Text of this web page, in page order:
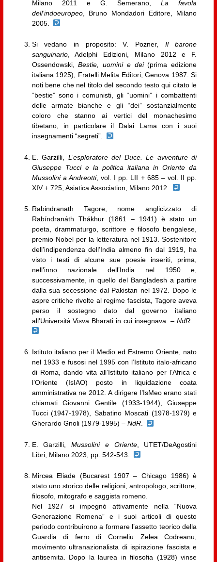
Milano 2011 e G. Semerano,La favola
dell’indoeuropeo, Bruno Mondadori Editore, Milano
2005.
Si vedano in proposito: V. Pozner, Il barone
sanguinario, Adelphi Edizioni, Milano 2012 e F.
Ossendowski,Bestie, uomini e dei(prima edizione
italiana 1925), Fratelli Melita Editori, Genova 1987. Si
noti bene che nel titolo del secondo testo qui citato le
“bestie” sono i comunisti, gli “uomini” i combattenti
delle armate bianche e gli “dei” sostanzialmente
coloro che stanno ai vertici del monachesimo
tibetano, in particolare il Dalai Lama con i suoi
insegnamenti “segreti”.
E. Garzilli, L’esploratore del Duce. Le avventure di
Giuseppe Tucci e la politica italiana in Oriente da
Mussolini a Andreotti, vol. I pp. LII + 685 – vol. II pp.
XIV + 725, Asiatica Association, Milano 2012.
Rabindranath Tagore, nome anglicizzato di
Rabíndranáth Thákhur (1861 – 1941) è stato un
poeta, drammaturgo, scrittore e filosofo bengalese,
premio Nobel per la letteratura nel 1913. Sostenitore
dell’indipendenza dell’India almeno fin dal 1919, ha
visto i testi di alcune sue poesie inseriti, prima,
nell’inno nazionale dell’India nel 1950 e,
successivamente, in quello del Bangladesh a partire
dalla sua secessione dal Pakistan nel 1972. Dopo le
aspre critiche rivolte al regime fascista, Tagore aveva
perso il sostegno dato dal governo italiano
all’Università Visva Bharati in cui insegnava. –NdR
Istituto italiano per il Medio ed Estremo Oriente, nato
nel 1933 e fusosi nel 1995 con l’Istituto italo-africano
di Roma, dando vita all’Istituto italiano per l’Africa e
l’Oriente (IsIAO) posto in liquidazione coata
amministrativa ne 2012. A dirigere l’IsMeo erano stati
chiamati Giovanni Gentile (1933-1944), Giuseppe
Tucci (1947-1978), Sabatino Moscati (1978-1979) e
Gherardo Gnoli (1979-1995) – NdR.
E. Garzilli,Mussolini e Oriente, UTET/DeAgostini
Libri, Milano 2023, pp. 542-543.
Mircea Eliade (Bucarest 1907 – Chicago 1986) è
stato uno storico delle religioni, antropologo, scrittore,
filosofo, mitografo e saggista romeno.
Nel 1927 si impegnò attivamente nella “Nuova
Generazione Romena” e i suoi articoli di questo
periodo contribuirono a formare l’assetto teorico della
Guardia di ferro di Corneliu Zelea Codreanu,
movimento ultranazionalista di ispirazione fascista e
antisemita. Dopo la laurea in filosofia (1928) vinse